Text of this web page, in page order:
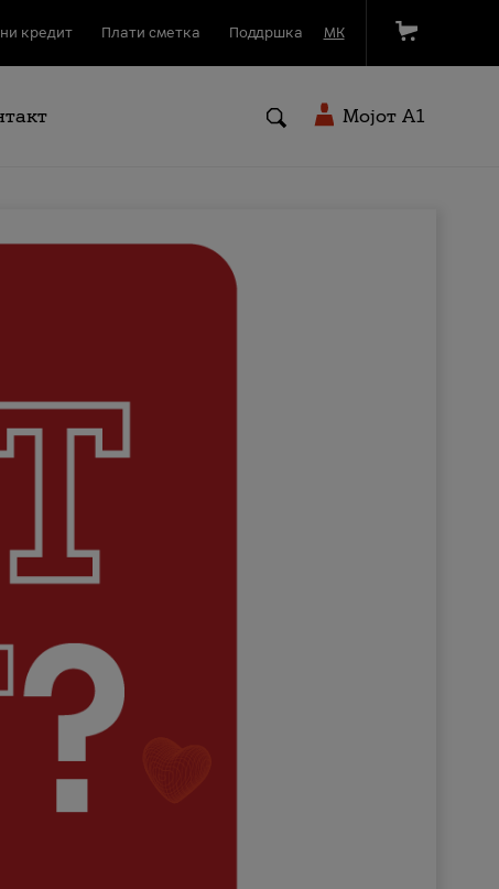
кредит Плати сметка Поддршка МК
Мојот A1